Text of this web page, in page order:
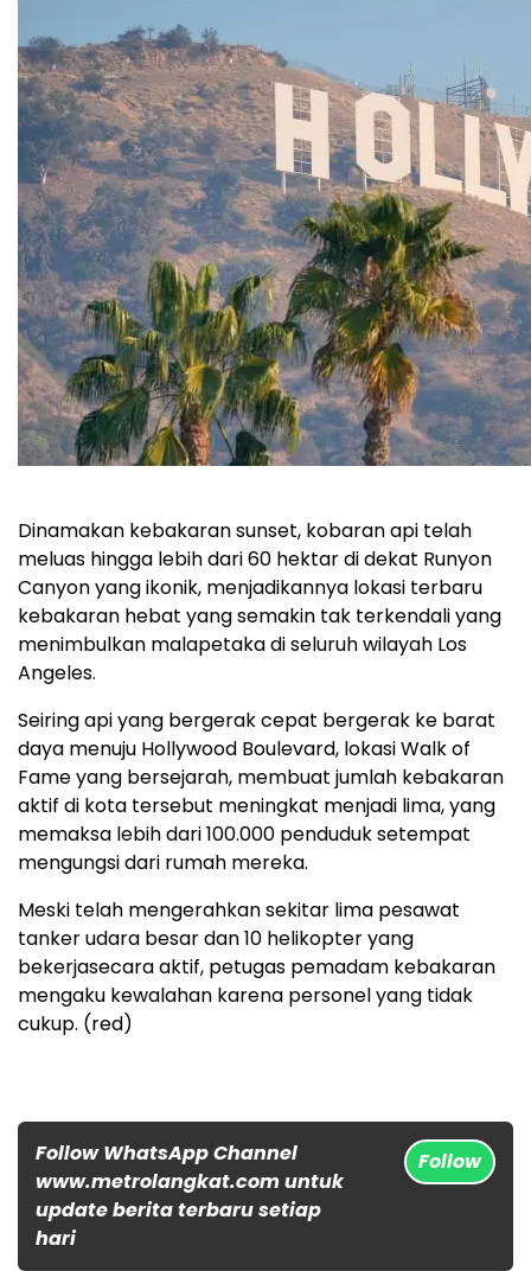
Dinamakan kebakaran sunset, kobaran api telah
meluas hingga lebih dari 60 hektar di dekat Runyon
Canyon yang ikonik, menjadikannya lokasi terbaru
kebakaran hebat yang semakin tak terkendali yang
menimbulkan malapetaka di seluruh wilayah Los
Angeles.
Seiring api yang bergerak cepat bergerak ke barat
daya menuju Hollywood Boulevard, lokasi Walk of
Fame yang bersejarah, membuat jumlah kebakaran
aktif di kota tersebut meningkat menjadi lima, yang
memaksa lebih dari 100.000 penduduk setempat
mengungsi dari rumah mereka.
Meski telah mengerahkan sekitar lima pesawat
tanker udara besar dan 10 helikopter yang
bekerjasecara aktif, petugas pemadam kebakaran
mengaku kewalahan karena personel yang tidak
cukup. (red)
Follow WhatsApp Channel
www.metrolangkat.com untuk
update berita terbaru setiap
hari
Follow